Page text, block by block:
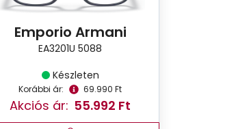
Emporio Armani
EA3201U 5088
Készleten
Korábbi ár: 69.990 Ft
Akciós ár: 55.992 Ft